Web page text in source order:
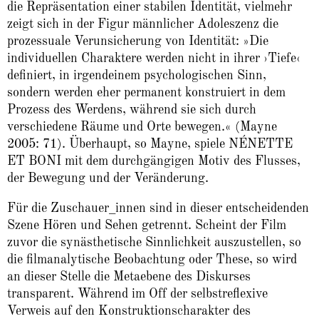
die Repräsentation einer stabilen Identität, vielmehr
zeigt sich in der Figur männlicher Adoleszenz die
prozessuale Verunsicherung von Identität: »Die
individuellen Charaktere werden nicht in ihrer ›Tiefe‹
definiert, in irgendeinem psychologischen Sinn,
sondern werden eher permanent konstruiert in dem
Prozess des Werdens, während sie sich durch
verschiedene Räume und Orte bewegen.« (Mayne
2005: 71). Überhaupt, so Mayne, spiele NÉNETTE
ET BONI mit dem durchgängigen Motiv des Flusses,
der Bewegung und der Veränderung.
Für die Zuschauer_innen sind in dieser entscheidenden
Szene Hören und Sehen getrennt. Scheint der Film
zuvor die synästhetische Sinnlichkeit auszustellen, so
die filmanalytische Beobachtung oder These, so wird
an dieser Stelle die Metaebene des Diskurses
transparent. Während im Off der selbstreflexive
Verweis auf den Konstruktionscharakter des